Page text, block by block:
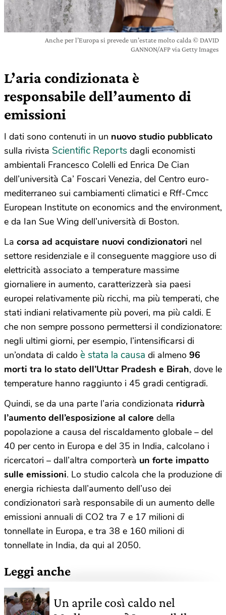
Anche per l’Europa si prevede un’estate molto calda © DAVID
GANNON/AFP via Getty Images
L’aria condizionata è
responsabile dell’aumento di
emissioni
I dati sono contenuti in un nuovo studio pubblicato
sulla rivista Scientific Reports dagli economisti
ambientali Francesco Colelli ed Enrica De Cian
dell’università Ca’ Foscari Venezia, del Centro euro-
mediterraneo sui cambiamenti climatici e Rff-Cmcc
European Institute on economics and the environment,
e da Ian Sue Wing dell’università di Boston.
La corsa ad acquistare nuovi condizionatori nel
settore residenziale e il conseguente maggiore uso di
elettricità associato a temperature massime
giornaliere in aumento, caratterizzerà sia paesi
europei relativamente più ricchi, ma più temperati, che
stati indiani relativamente più poveri, ma più caldi. E
che non sempre possono permettersi il condizionatore:
negli ultimi giorni, per esempio, l’intensificarsi di
un’ondata di caldo è stata la causa di almeno 96
morti tra lo stato dell’Uttar Pradesh e Birah, dove le
temperature hanno raggiunto i 45 gradi centigradi.
Quindi, se da una parte l’aria condizionata ridurrà
l’aumento dell’esposizione al calore della
popolazione a causa del riscaldamento globale – del
40 per cento in Europa e del 35 in India, calcolano i
ricercatori – dall’altra comporterà un forte impatto
sulle emissioni. Lo studio calcola che la produzione di
energia richiesta dall’aumento dell’uso dei
condizionatori sarà responsabile di un aumento delle
emissioni annuali di CO2 tra 7 e 17 milioni di
tonnellate in Europa, e tra 38 e 160 milioni di
tonnellate in India, da qui al 2050.
Leggi anche
Un aprile così caldo nel